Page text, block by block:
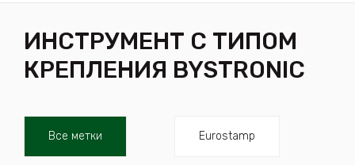
ИНСТРУМЕНТ С ТИПОМ
КРЕПЛЕНИЯ BYSTRONIC
Все метки Eurostamp